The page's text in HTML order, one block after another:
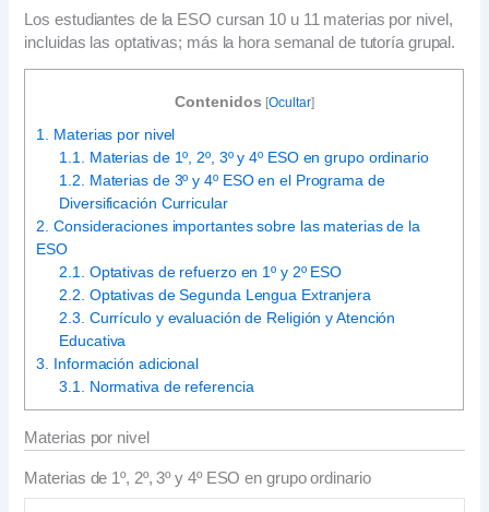
Los estudiantes de la ESO cursan 10 u 11 materias por nivel,
incluidas las optativas; más la hora semanal de tutoría grupal.
Contenidos [Ocultar]
1.
Materias por nivel
1.1.
Materias de 1º, 2º, 3º y 4º ESO en grupo ordinario
1.2.
Materias de 3º y 4º ESO en el Programa de
Diversificación Curricular
2. Consideraciones importantes sobre las materias de la
ESO
2.1.
Optativas de refuerzo en 1º y 2º ESO
2.2. Optativas de Segunda Lengua Extranjera
2.3. Currículo y evaluación de Religión y Atención
Educativa
3.
Información adicional
3.1.
Normativa de referencia
Materias por nivel
Materias de 1º, 2º, 3º y 4º ESO en grupo ordinario